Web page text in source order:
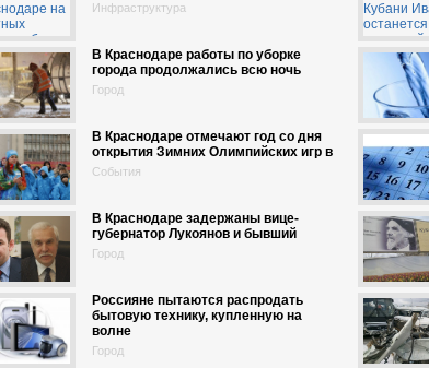
Инфраструктура
В Краснодаре работы по уборке
города продолжались всю ночь
Город
В Краснодаре отмечают год со дня
открытия Зимних Олимпийских игр в
События
В Краснодаре задержаны вице-
губернатор Лукоянов и бывший
Город
Россияне пытаются распродать
бытовую технику, купленную на
волне
Город